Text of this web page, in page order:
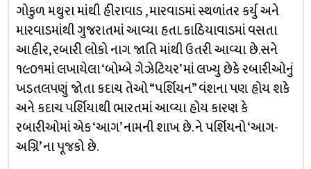
ગોકુળ મથુરા માંથી હીરાવાડ , મારવાડમાં સ્થળાંતર કર્યુ અને
મારવાડમાંથી ગુજરાતમાં આવ્યા હતા. કાઠિયાવાડમાં વસતા
આહીર, રબારી લોકો નાગ જાતિ માંથી ઉતરી આવ્યા છે.સને
૧૯૦૧માં લખાયેલા ‘બોમ્બે ગેઝેટિયર’ માં લખ્યુ છેકે રબારીઓનું
ખડતલપણું જોતા કદાચ તેઓ “પર્શિયન” વંશના પણ હોય શકે
અને કદાચ પર્શિયાથી ભારતમાં આવ્યા હોય કારણ કે
રબારીઓમાં એક ‘આગ’ નામની શાખ છે. ને પર્શિયનો ‘આગ-
અગ્નિ’ ના પૂજકો છે.